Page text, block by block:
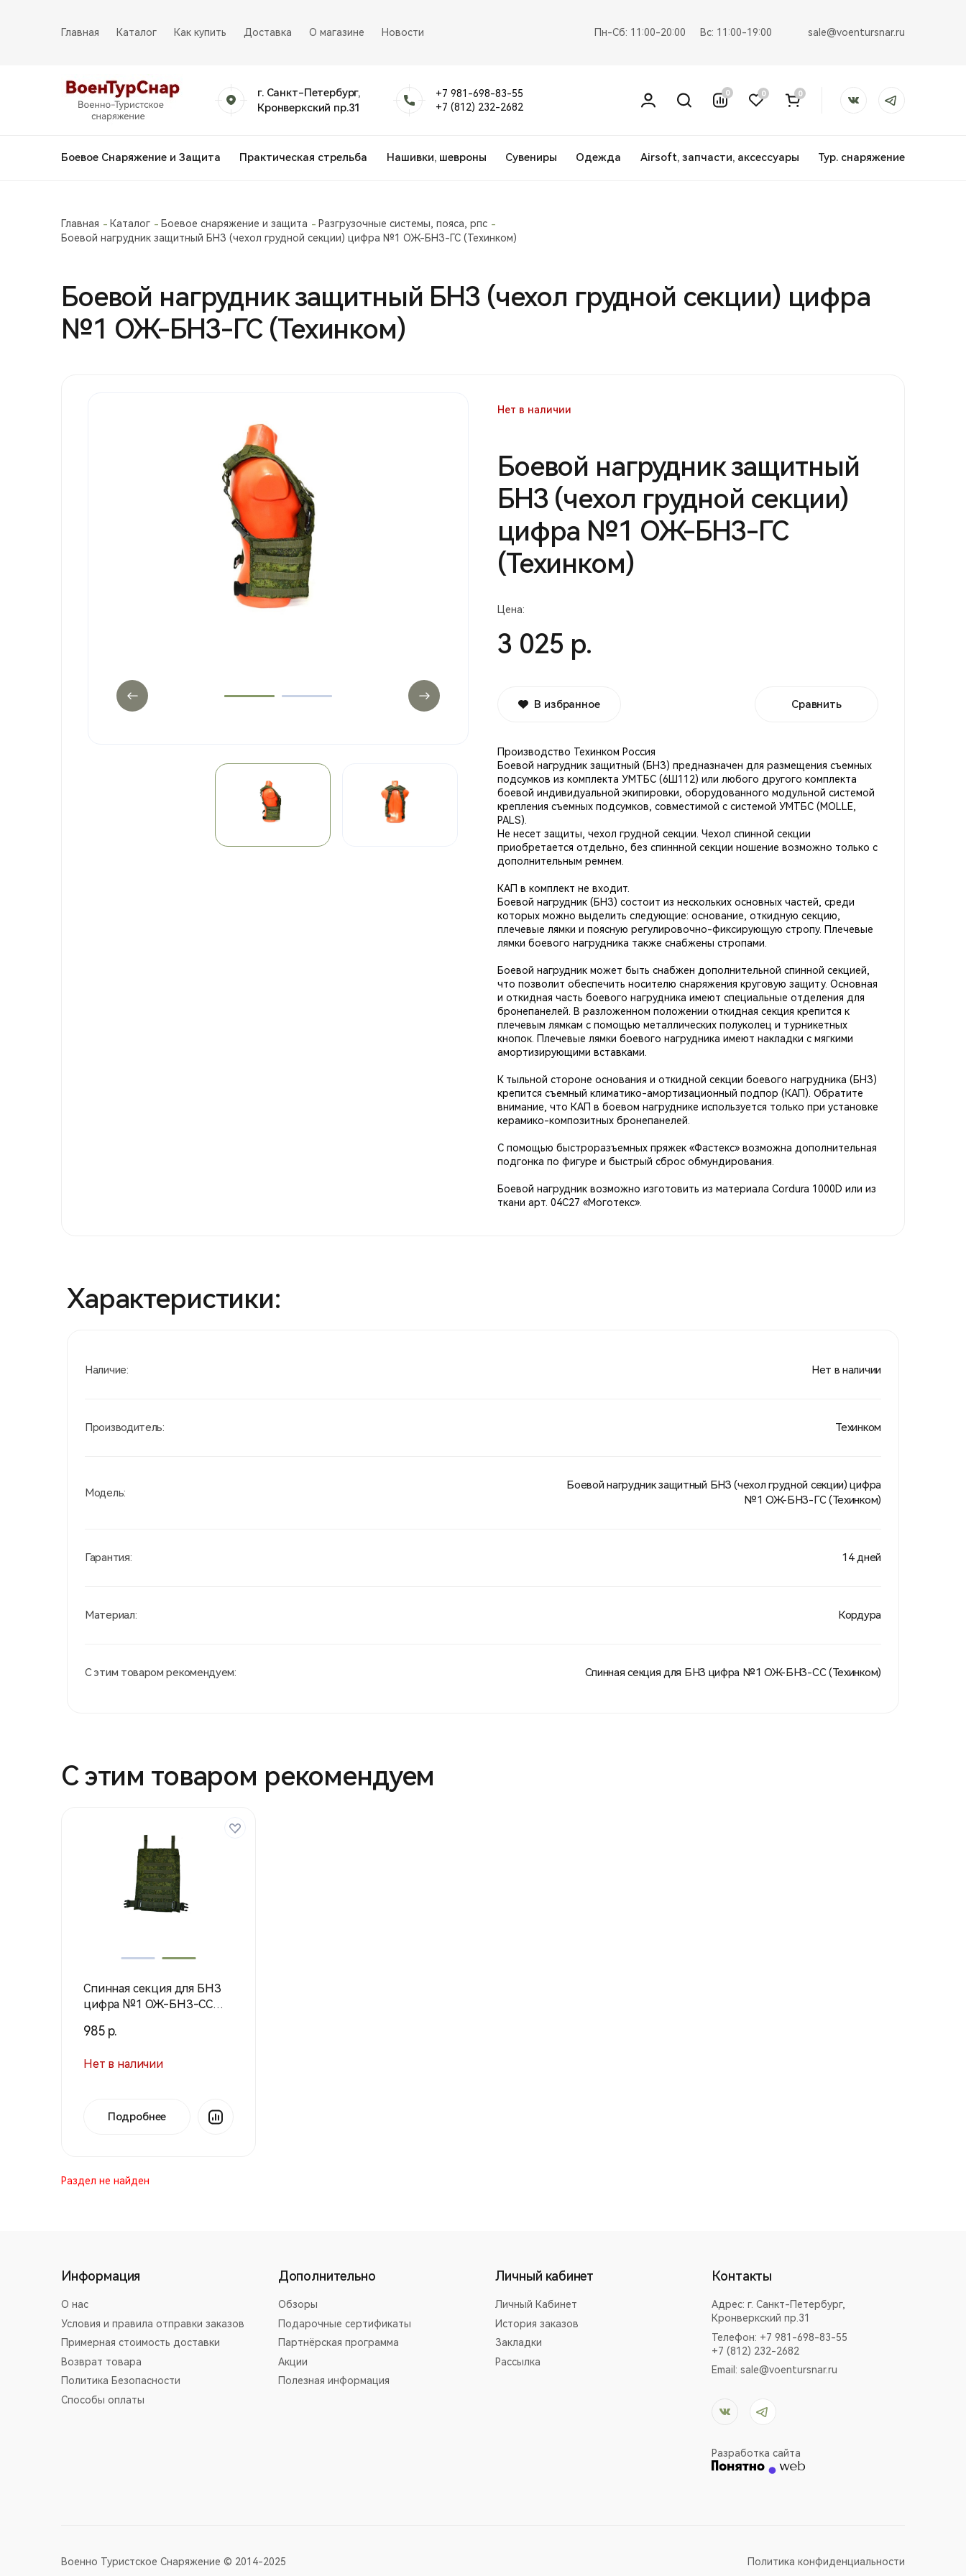
Главная Каталог Как купить Доставка О магазине Новости Пн-Сб: 11:00-20:00 Вс: 11:00-19:00 sale@voentursnar.ru
г. Санкт-Петербург,
Кронверкский пр.31
+7 981-698-83-55
+7 (812) 232-2682
0 0 0
Боевое Снаряжение и Защита Практическая стрельба Нашивки, шевроны Сувениры Одежда Airsoft, запчасти, аксессуары Тур. снаряжение
Главная Каталог Боевое снаряжение и защита
Разгрузочные системы, пояса, рпс
Боевой нагрудник защитный БНЗ (чехол грудной секции) цифра №1 ОЖ-БНЗ-ГС (Техинком)
Боевой нагрудник защитный БНЗ (чехол грудной секции) цифра
№1 ОЖ-БНЗ-ГС (Техинком)
Нет в наличии
Боевой нагрудник защитный
БНЗ (чехол грудной секции)
цифра №1 ОЖ-БНЗ-ГС
(Техинком)
Цена:
3 025 р.
В избранное Сравнить
Производство Техинком Россия
Боевой нагрудник защитный (БНЗ) предназначен для размещения съемных
подсумков из комплекта УМТБС (6Ш112) или любого другого комплекта
боевой индивидуальной экипировки, оборудованного модульной системой
крепления съемных подсумков, совместимой с системой УМТБС (MOLLE,
PALS).
Не несет защиты, чехол грудной секции. Чехол спинной секции
приобретается отдельно, без спиннной секции ношение возможно только с
дополнительным ремнем.
КАП в комплект не входит.
Боевой нагрудник (БНЗ) состоит из нескольких основных частей, среди
которых можно выделить следующие: основание, откидную секцию,
плечевые лямки и поясную регулировочно-фиксирующую стропу. Плечевые
лямки боевого нагрудника также снабжены стропами.
Боевой нагрудник может быть снабжен дополнительной спинной секцией,
что позволит обеспечить носителю снаряжения круговую защиту. Основная
и откидная часть боевого нагрудника имеют специальные отделения для
бронепанелей. В разложенном положении откидная секция крепится к
плечевым лямкам с помощью металлических полуколец и турникетных
кнопок. Плечевые лямки боевого нагрудника имеют накладки с мягкими
амортизирующими вставками.
К тыльной стороне основания и откидной секции боевого нагрудника (БНЗ)
крепится съемный климатико-амортизационный подпор (КАП). Обратите
внимание, что КАП в боевом нагруднике используется только при установке
керамико-композитных бронепанелей.
С помощью быстроразъемных пряжек «Фастекс» возможна дополнительная
подгонка по фигуре и быстрый сброс обмундирования.
Боевой нагрудник возможно изготовить из материала Cordura 1000D или из
ткани арт. 04С27 «Моготекс».
Характеристики:
Наличие: Нет в наличии
Производитель: Техинком
Модель:
Боевой нагрудник защитный БНЗ (чехол грудной секции) цифра
№1 ОЖ-БНЗ-ГС (Техинком)
Гарантия: 14 дней
Материал: Кордура
С этим товаром рекомендуем: Спинная секция для БНЗ цифра №1 ОЖ-БНЗ-СС (Техинком)
С этим товаром рекомендуем
Спинная секция для БНЗ
цифра №1 ОЖ-БНЗ-СС
985 р.
Нет в наличии
Подробнее
Раздел не найден
Информация
О нас
Условия и правила отправки заказов
Примерная стоимость доставки
Возврат товара
Политика Безопасности
Способы оплаты
Дополнительно
Обзоры
Подарочные сертификаты
Партнёрская программа
Акции
Полезная информация
Личный кабинет
Личный Кабинет
История заказов
Закладки
Рассылка
Контакты
Адрес:г. Санкт-Петербург,
Кронверкский пр.31
Телефон: +7 981-698-83-55
+7 (812) 232-2682
Email:sale@voentursnar.ru
Разработка сайта
Военно Туристское Снаряжение © 2014-2025 Политика конфиденциальности